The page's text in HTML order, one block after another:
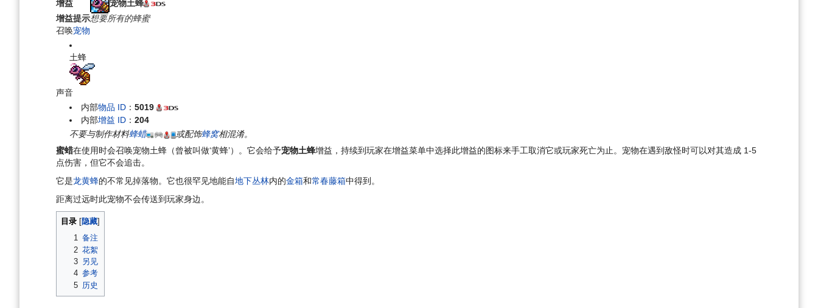
增益
宠物土蜂
增益提示想要所有的蜂蜜
召唤宠物
土蜂
声音
内部物品 ID ：5019
内部增益 ID ：204
不要与制作材料蜂蜡 或配饰蜂窝相混淆。
蜜蜡在使用时会召唤宠物土蜂（曾被叫做‘黄蜂’）。它会给予宠物土蜂增益，持续到玩家在增益菜单中选择此增益的图标来手工取消它或玩家死亡为止。宠物在遇到敌怪时可以对其造成 1-5
点伤害，但它不会追击。
它是龙黄蜂的不常见掉落物。它也很罕见地能自地下丛林内的金箱和常春藤箱中得到。
距离过远时此宠物不会传送到玩家身边。
目录
1 备注
2 花絮
3 另见
4 参考
5 历史